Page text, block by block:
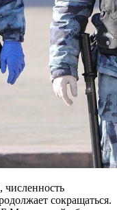
численность
сокращаться.